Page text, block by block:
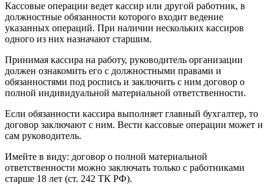
Кассовые операции ведет кассир или другой работник, в
должностные обязанности которого входит ведение
указанных операций. При наличии нескольких кассиров
одного из них назначают старшим.
Принимая кассира на работу, руководитель организации
должен ознакомить его с должностными правами и
обязанностями под роспись и заключить с ним договор о
полной индивидуальной материальной ответственности.
Если обязанности кассира выполняет главный бухгалтер, то
договор заключают с ним. Вести кассовые операции может и
сам руководитель.
Имейте в виду: договор о полной материальной
ответственности можно заключать только с работниками
старше 18 лет (ст. 242 ТК РФ).